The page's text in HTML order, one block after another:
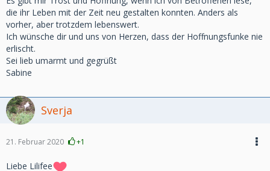
die ihr Leben mit der Zeit neu gestalten konnten. Anders als
vorher, aber trotzdem lebenswert.
Ich wünsche dir und uns von Herzen, dass der Hoffnungsfunke nie
erlischt.
Sei lieb umarmt und gegrüßt
Sabine
Sverja
21. Februar 2020 +1
Liebe Lilifee